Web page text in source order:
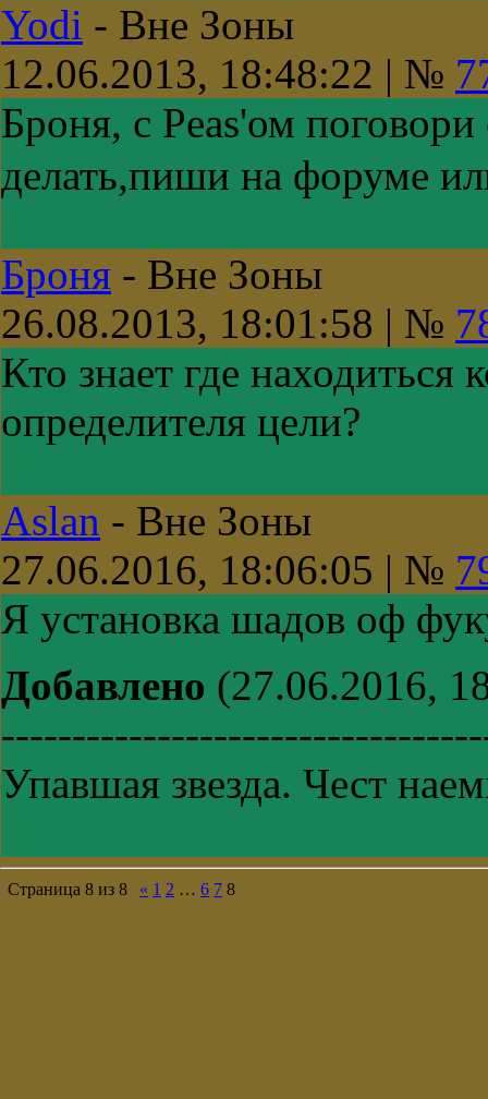
Yodi - Вне Зоны
12.06.2013, 18:48:22 | №
Броня, с Peas'ом
делать,пиши на форуме
Броня - Вне Зоны
26.08.2013, 18:01:58 | №
Кто знает где находиться
определителя цели?
Aslan - Вне Зоны
27.06.2016, 18:06:05 | №
Я установка шадов оф
Добавлено (27.06.2016,
Упавшая звезда. Чест
Страница 8 из 8 « 1 2 … 6 7 8